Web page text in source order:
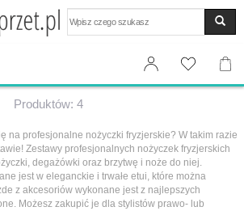
Produktów: 4
na profesjonalne nożyczki fryzjerskie? W takim razie
Zestawy profesjonalnych nożyczek fryzjerskich
degażówki oraz brzytwę i noże do niej.
jest w eleganckie i trwałe etui, które można
z akcesoriów wykonane jest z najlepszych
Możesz zakupić je dla stylistów prawo- lub